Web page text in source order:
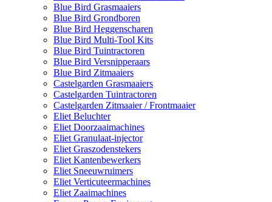
Blue Bird Grasmaaiers
Blue Bird Grondboren
Blue Bird Heggenscharen
Blue Bird Multi-Tool Kits
Blue Bird Tuintractoren
Blue Bird Versnipperaars
Blue Bird Zitmaaiers
Castelgarden Grasmaaiers
Castelgarden Tuintractoren
Castelgarden Zitmaaier / Frontmaaier
Eliet Beluchter
Eliet Doorzaaimachines
Eliet Granulaat-injector
Eliet Graszodenstekers
Eliet Kantenbewerkers
Eliet Sneeuwruimers
Eliet Verticuteermachines
Eliet Zaaimachines